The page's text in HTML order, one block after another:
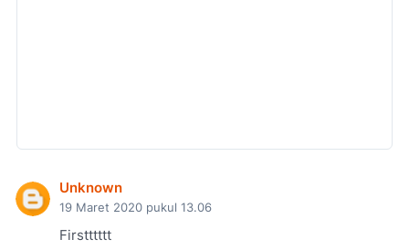
Unknown
19 Maret 2020 pukul 13.06
Firstttttt